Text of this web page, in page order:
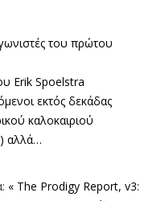
του πρώτου
Erik Spoelstra
εκτός δεκάδας
καλοκαιριού
αλλά…
« The Prodigy Report, v3: